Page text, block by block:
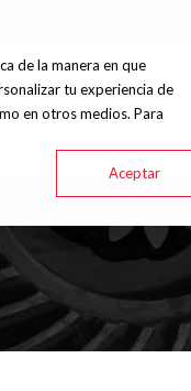
de la manera en que
tu experiencia de
en otros medios. Para
Aceptar
Servicio
técnico